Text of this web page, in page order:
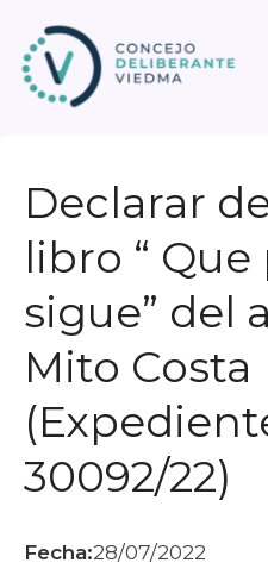
contenido
Declarar
libro “
sigue” del
Mito Costa
30092/22)
Fecha:28/07/2022